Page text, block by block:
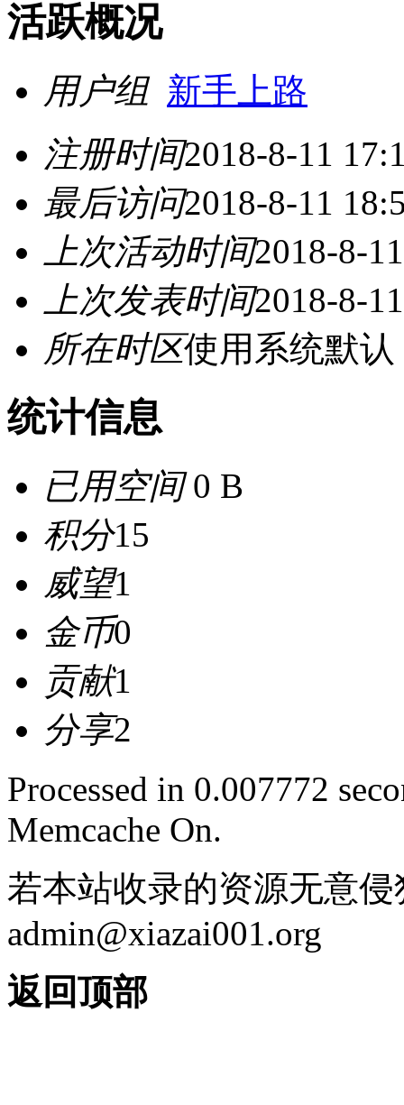
活跃概况
用户组 新手上路
注册时间2018-8-11
最后访问2018-8-11
上次活动时间2018-8-
上次发表时间2018-8-
所在时区使用系统默认
统计信息
已用空间0 B
积分15
威望1
金币0
贡献1
分享2
Processed in 0.007772
Memcache On.
若本站收录的资源无意
admin@xiazai001.org
返回顶部